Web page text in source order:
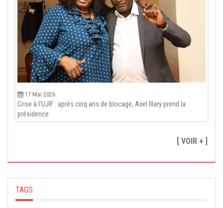
17 Mai 2026
Crise à l’UJIF : après cinq ans de blocage, Axel Illary prend la
présidence
[ VOIR + ]
TAGS